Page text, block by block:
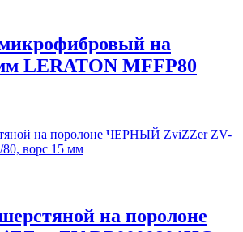
на
LERATON MFFP80
на поролоне